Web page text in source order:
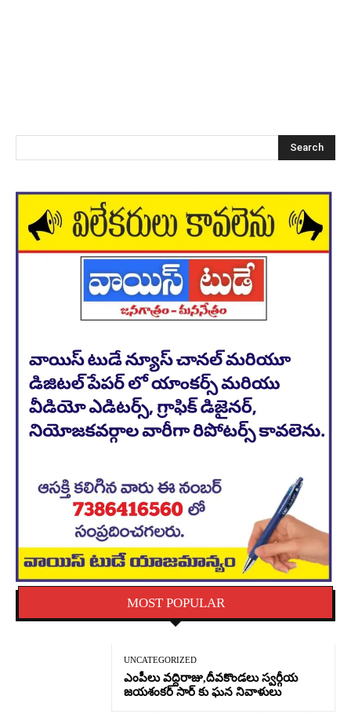
Search
MOST POPULAR
UNCATEGORIZED
ఎంపీలు వద్దిరాజు,దీవకొండలు స్వర్గీయ
జయశంకర్ సార్ కు ఘన నివాళులు